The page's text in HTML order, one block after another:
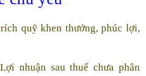
quỹ khen thưởng, phúc lợi,
nhuận sau thuế chưa phân